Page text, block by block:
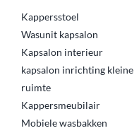
Kappersstoel
Wasunit kapsalon
Kapsalon interieur
kapsalon inrichting kleine
ruimte
Kappersmeubilair
Mobiele wasbakken